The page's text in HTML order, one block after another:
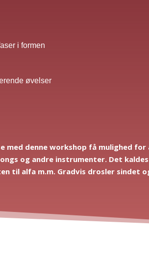
i formen
øvelser
med denne workshop få mulighed
og andre instrumenter. Det
til alfa m.m. Gradvis drosler sindet